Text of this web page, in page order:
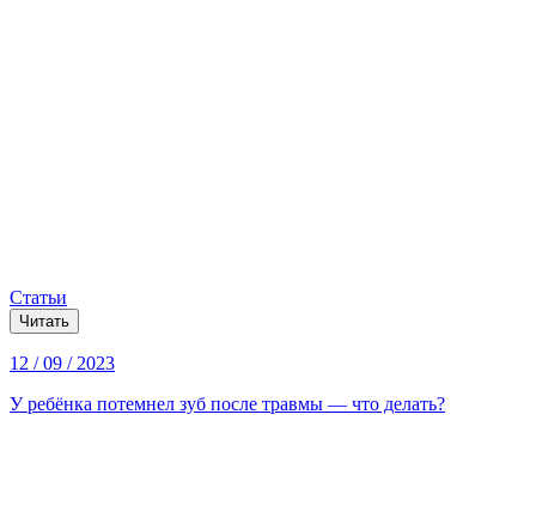
Статьи
Читать
12 / 09 / 2023
У ребёнка потемнел зуб после травмы — что делать?